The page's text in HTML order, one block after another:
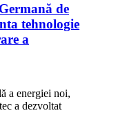
de
tehnologie
a
a energiei noi,
a dezvoltat